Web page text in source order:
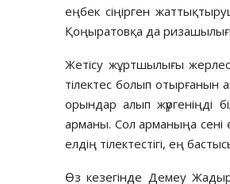
еңбек сіңірген
Қоңыратовқа да
Жетісу жұртшылығы
тілектес болып отырғанын
орындар алып
арманы. Сол арманыңа
елдің тілектестігі, ең
Өз кезегінде Демеу